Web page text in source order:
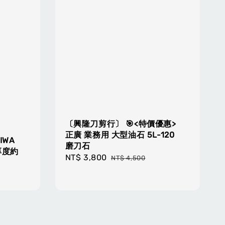
約
〔興隆刀剪行〕 🎯<特價優惠>
正廣 業務用 大型油石 5L-120
磨刀石
Sale
NT$ 3,800 Regular
NT$ 4,500